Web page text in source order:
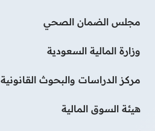
مجلس الضمان الصحي
وزارة المالية السعودية
مركز الدراسات والبحوث القانونية
هيئة السوق المالية